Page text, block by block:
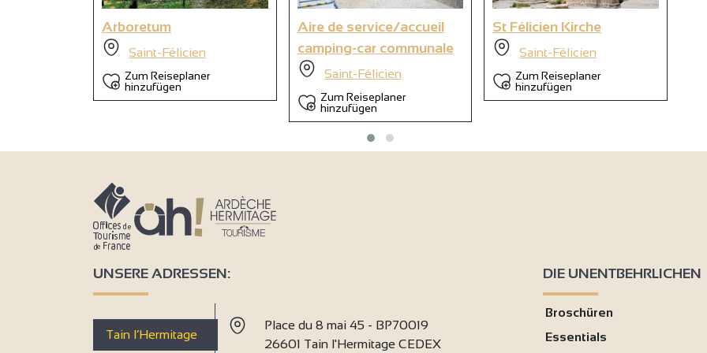
3
Arboretum
Saint-Félicien
Zum Reiseplaner
hinzufügen
Aire de service/accueil
camping-car communale
Saint-Félicien
Zum Reiseplaner
hinzufügen
St Félicien Kirche
Saint-Félicien
Zum Reiseplaner
hinzufügen
UNSERE ADRESSEN:
Tain l’Hermitage
Place du 8 mai 45 - BP70019
26601 Tain l'Hermitage CEDEX
DIE UNENTBEHRLICHEN
Broschüren
Essentials